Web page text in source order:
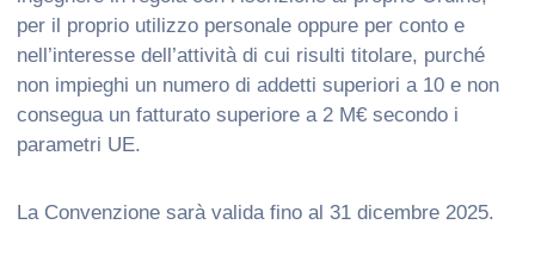
per il proprio utilizzo personale oppure per conto e
nell’interesse dell’attività di cui risulti titolare, purché
non impieghi un numero di addetti superiori a 10 e non
consegua un fatturato superiore a 2 M€ secondo i
parametri UE.
La Convenzione sarà valida fino al 31 dicembre 2025.